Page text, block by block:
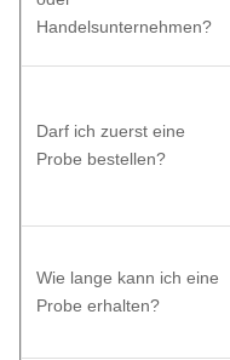
Handelsunternehmen?
Darf ich zuerst eine
Probe bestellen?
Wie lange kann ich eine
Probe erhalten?